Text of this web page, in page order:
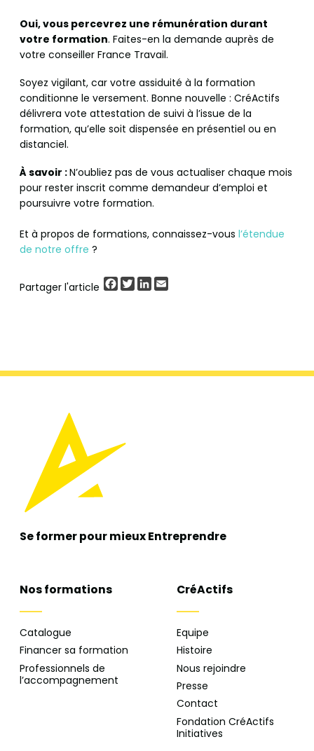
Oui, vous percevrez une rémunération durant
votre formation. Faites-en la demande auprès de
votre conseiller France Travail.
Soyez vigilant, car votre assiduité à la formation
conditionne le versement. Bonne nouvelle : CréActifs
délivrera vote attestation de suivi à l’issue de la
formation, qu’elle soit dispensée en présentiel ou en
distanciel.
À savoir :N’oubliez pas de vous actualiser chaque mois
pour rester inscrit comme demandeur d’emploi et
poursuivre votre formation.
Et à propos de formations, connaissez-vous l’étendue
de notre offre ?
Partager l'article Facebook
TwitterLinkedIn
Se former pour mieuxEntreprendre
Nos formations
Catalogue
Financer sa formation
Professionnels de
l’accompagnement
CréActifs
Equipe
Histoire
Nous rejoindre
Presse
Contact
Fondation CréActifs
Initiatives